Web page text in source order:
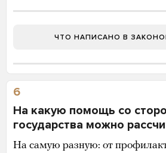
ЧТО НАПИСАНО В
6
На какую помощь со
государства можно
На самую разную: от